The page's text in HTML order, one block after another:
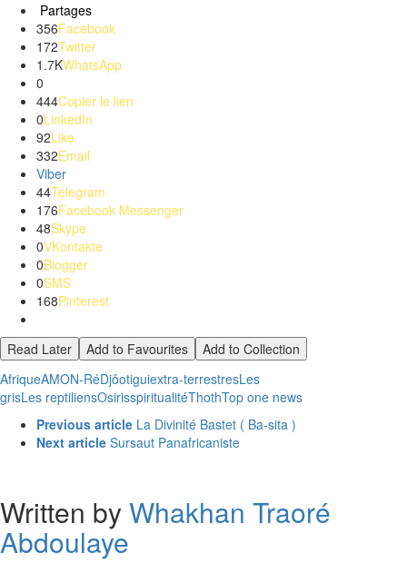
Partages
356Facebook
172Twitter
1.7KWhatsApp
0
444Copier le lien
0LinkedIn
92Like
332Email
Viber
44Telegram
176Facebook Messenger
48Skype
0VKontakte
0Blogger
0SMS
168Pinterest
Read Later Add to Favourites
Add to Collection
AfriqueAMON-RéDjôotiguiextra-terrestresLes
grisLes reptiliensOsirisspiritualitéThothTop one news
See
more
Previous article La Divinité Bastet ( Ba-sita )
Next article Sursaut Panafricaniste
Written byWhakhan Traoré
Abdoulaye